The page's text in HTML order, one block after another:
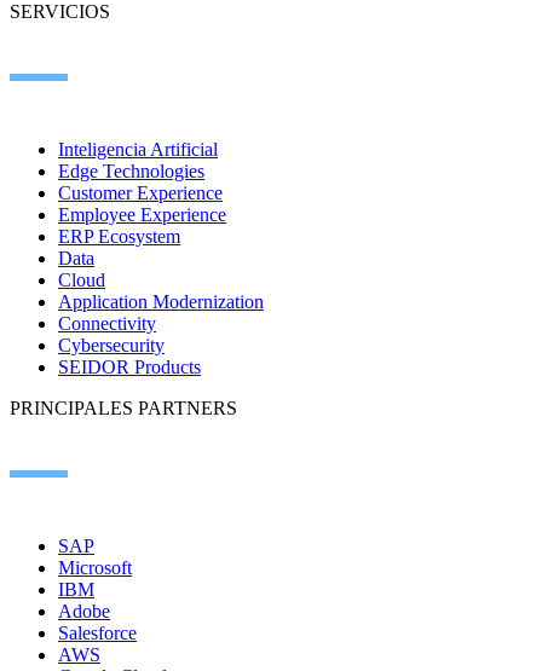
SERVICIOS
Inteligencia Artificial
Edge Technologies
Customer Experience
Employee Experience
ERP Ecosystem
Data
Cloud
Application Modernization
Connectivity
Cybersecurity
SEIDOR Products
PRINCIPALES PARTNERS
SAP
Microsoft
IBM
Adobe
Salesforce
AWS